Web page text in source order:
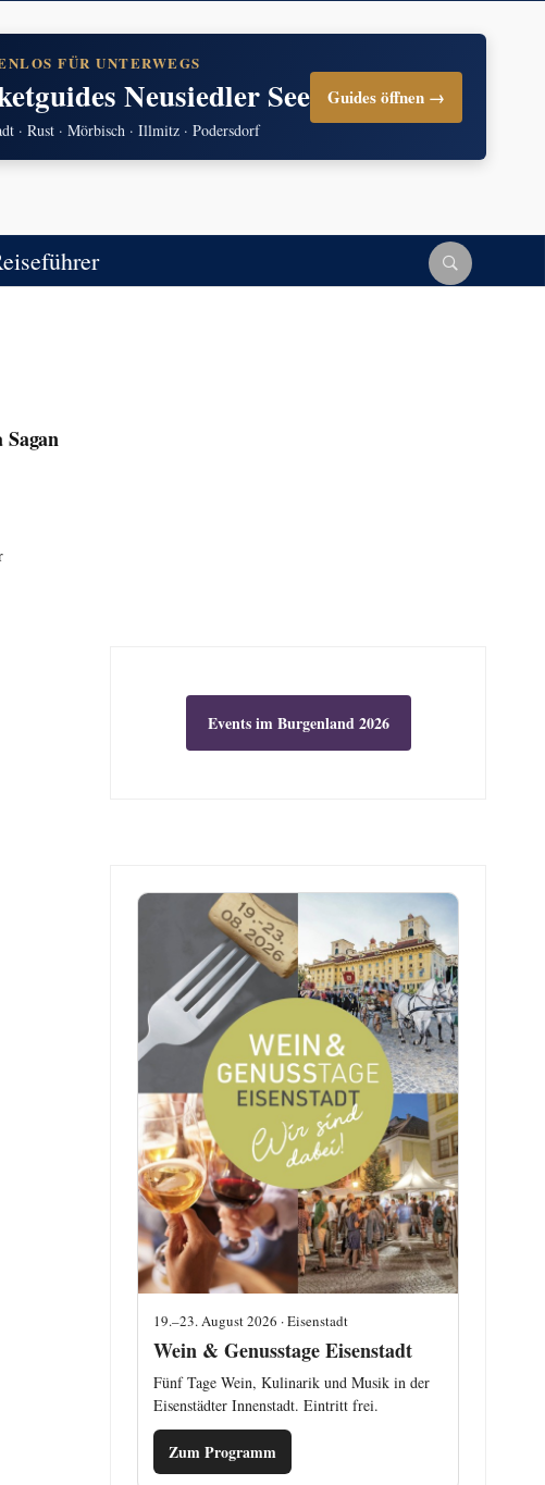
FÜR UNTERWEGS
Neusiedler See
· Rust · Mörbisch · Illmitz · Podersdorf
Guides öffnen →
Events im Burgenland 2026
19.–23. August 2026 · Eisenstadt
Wein & Genusstage Eisenstadt
Fünf Tage Wein, Kulinarik und Musik in der
Eisenstädter Innenstadt. Eintritt frei.
Zum Programm